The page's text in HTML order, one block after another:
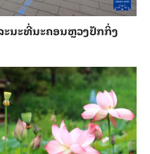
ະ​ນະ​ທີ່​ນະ​ຄອນຫຼວງ​ປັກ​ກິ່ງ​